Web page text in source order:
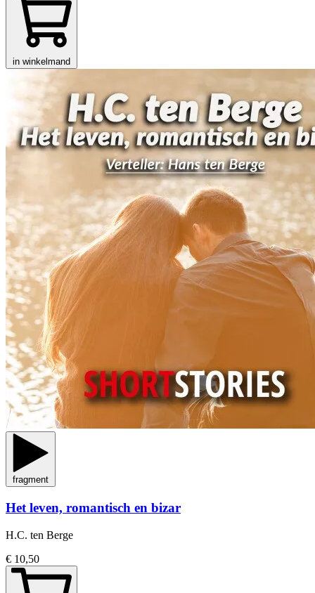
in winkelmand
fragment
Het leven, romantisch en bizar
H.C. ten Berge
€ 10,50